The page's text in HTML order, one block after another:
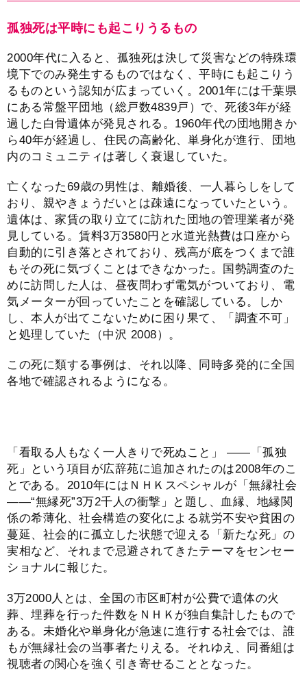
孤独死は平時にも起こりうるもの
2000年代に入ると、孤独死は決して災害などの特殊環
境下でのみ発生するものではなく、平時にも起こりう
るものという認知が広まっていく。2001年には千葉県
にある常盤平団地（総戸数4839戸）で、死後3年が経
過した白骨遺体が発見される。1960年代の団地開きか
ら40年が経過し、住民の高齢化、単身化が進行、団地
内のコミュニティは著しく衰退していた。
亡くなった69歳の男性は、離婚後、一人暮らしをして
おり、親やきょうだいとは疎遠になっていたという。
遺体は、家賃の取り立てに訪れた団地の管理業者が発
見している。賃料3万3580円と水道光熱費は口座から
自動的に引き落とされており、残高が底をつくまで誰
もその死に気づくことはできなかった。国勢調査のた
めに訪問した人は、昼夜問わず電気がついており、電
気メーターが回っていたことを確認している。しか
し、本人が出てこないために困り果て、「調査不可」
と処理していた（中沢 2008）。
この死に類する事例は、それ以降、同時多発的に全国
各地で確認されるようになる。
「看取る人もなく一人きりで死ぬこと」 ――「孤独
死」という項目が広辞苑に追加されたのは2008年のこ
とである。2010年にはＮＨＫスペシャルが「無縁社会
――“無縁死”3万2千人の衝撃」と題し、血縁、地縁関
係の希薄化、社会構造の変化による就労不安や貧困の
蔓延、社会的に孤立した状態で迎える「新たな死」の
実相など、それまで忌避されてきたテーマをセンセー
ショナルに報じた。
3万2000人とは、全国の市区町村が公費で遺体の火
葬、埋葬を行った件数をＮＨＫが独自集計したもので
ある。未婚化や単身化が急速に進行する社会では、誰
もが無縁社会の当事者たりえる。それゆえ、同番組は
視聴者の関心を強く引き寄せることとなった。